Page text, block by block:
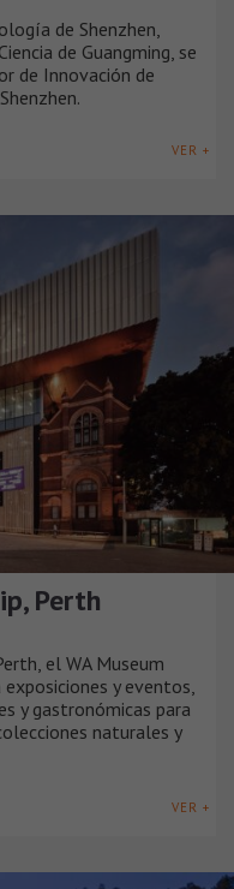
de Shenzhen,
de Guangming, se
de Innovación de
VER +
Perth
el WA Museum
y eventos,
y gastronómicas para
naturales y
VER +